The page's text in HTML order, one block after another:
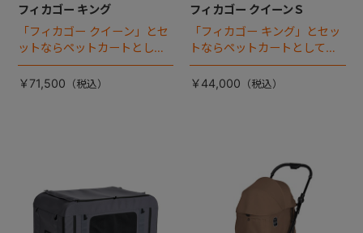
フィカゴー キング
「フィカゴー クイーン」とセ
ットならペットカートとして
使える、耐荷重50kgの大型犬
向け車体登場！
￥71,500
フィカゴー クイーンＳ
「フィカゴー キング」とセッ
トならペットカートとしても
使える、耐荷重30㎏の中～大
型犬向けケージが登場！
￥44,000